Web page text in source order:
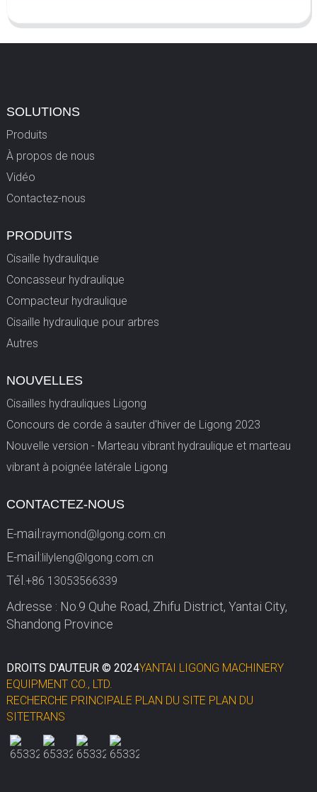
SOLUTIONS
Produits
À propos de nous
Vidéo
Contactez-nous
PRODUITS
Cisaille hydraulique
Concasseur hydraulique
Compacteur hydraulique
Cisaille hydraulique pour arbres
Autres
NOUVELLES
Cisailles hydrauliques Ligong
Concours de corde à sauter d'hiver de Ligong 2023
Nouvelle version - Marteau vibrant hydraulique et marteau
vibrant à poignée latérale Ligong
CONTACTEZ-NOUS
E-mail:raymond@lgong.com.cn
E-mail:lilyleng@lgong.com.cn
Tél. +86 13053566339
Adresse : No.9 Quhe Road, Zhifu District, Yantai City,
Shandong Province
DROITS D'AUTEUR © 2024YANTAI LIGONG MACHINERY
EQUIPMENT CO., LTD.
RECHERCHE PRINCIPALE PLAN DU SITE PLAN DU
SITETRANS